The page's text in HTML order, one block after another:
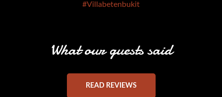
#Villabetenbukit
What our guests said
READ REVIEWS